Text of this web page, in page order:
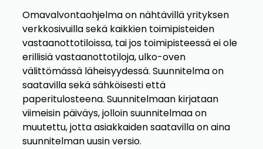
Omavalvontaohjelma on nähtävillä yrityksen
verkkosivuilla sekä kaikkien toimipisteiden
vastaanottotiloissa, tai jos toimipisteessä ei ole
erillisiä vastaanottotiloja, ulko-oven
välittömässä läheisyydessä. Suunnitelma on
saatavilla sekä sähköisesti että
paperitulosteena. Suunnitelmaan kirjataan
viimeisin päiväys, jolloin suunnitelmaa on
muutettu, jotta asiakkaiden saatavilla on aina
suunnitelman uusin versio.